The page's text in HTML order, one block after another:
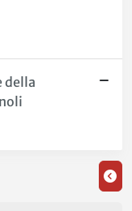
della